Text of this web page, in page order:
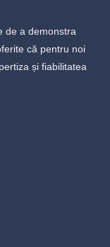
de a demonstra
că pentru noi
și fiabilitatea